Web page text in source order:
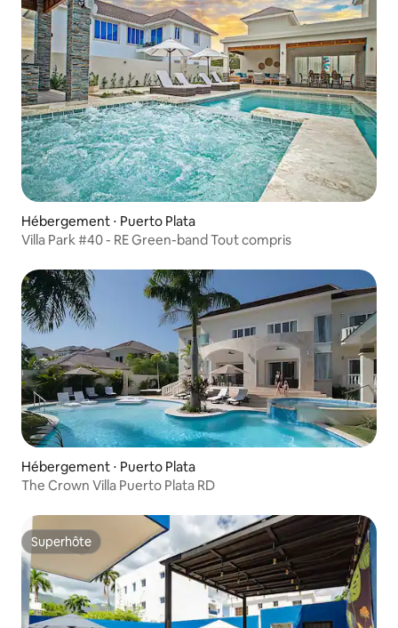
Hébergement ⋅ Puerto Plata
Villa Park #40 - RE Green-band Tout compris
Hébergement ⋅ Puerto Plata
The Crown Villa Puerto Plata RD
Superhôte
Superhôte